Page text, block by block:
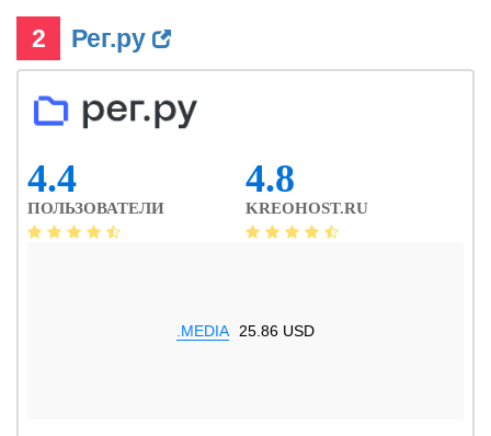
2 Рег.ру
4.4
ПОЛЬЗОВАТЕЛИ
4.8
KREOHOST.RU
.MEDIA 25.86 USD